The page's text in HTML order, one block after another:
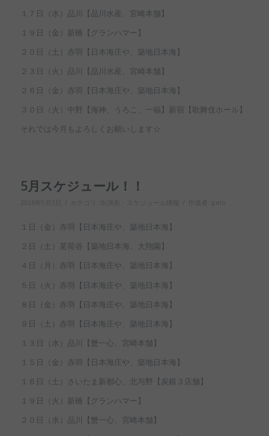
１７日（水）品川【品川水産、宮崎本舗】
１９日（金）新橋【グランハマー】
２０日（土）赤羽【日本海庄や、築地日本海】
２３日（火）品川【品川水産、宮崎本舗】
２６日（金）赤羽【日本海庄や、築地日本海】
３０日（火）中野【海神、うろこ、一福】新宿【歌舞伎ホール】
それでは今月もよろしくお願いします☆
5月スケジュール！！
１日（金）赤羽【日本海庄や、築地日本海】
２日（土）茗荷谷【築地日本海、大翔園】
４日（月）赤羽【日本海庄や、築地日本海】
５日（火）赤羽【日本海庄や、築地日本海】
８日（金）赤羽【日本海庄や、築地日本海】
９日（土）赤羽【日本海庄や、築地日本海】
１３日（水）品川【蟹一心、宮崎本舗】
１５日（金）赤羽【日本海庄や、築地日本海】
１６日（土）さいたま新都心、北与野【炭銀３店舗】
１９日（火）新橋【グランハマー】
２０日（水）品川【蟹一心、宮崎本舗】